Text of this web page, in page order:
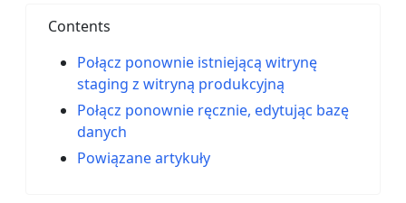
Contents
Połącz ponownie istniejącą witrynę
staging z witryną produkcyjną
Połącz ponownie ręcznie, edytując bazę
danych
Powiązane artykuły